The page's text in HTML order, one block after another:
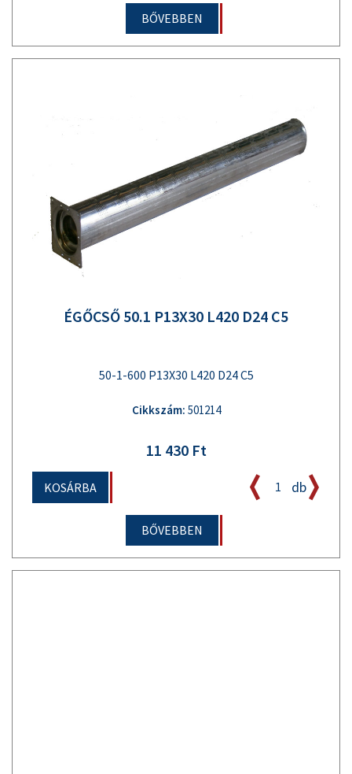
BŐVEBBEN
ÉGŐCSŐ 50.1 P13X30 L420 D24 C5
50-1-600 P13X30 L420 D24 C5
Cikkszám: 501214
11 430 Ft
KOSÁRBA db
BŐVEBBEN